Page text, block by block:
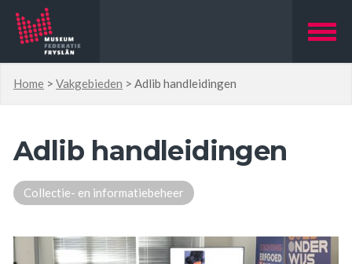
Home >Vakgebieden >Adlib handleidingen
Adlib handleidingen
Collectie- en informatiebeheer